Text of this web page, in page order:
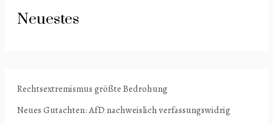
Neuestes
Rechtsextremismus größte Bedrohung
Neues Gutachten: AfD nachweislich verfassungswidrig